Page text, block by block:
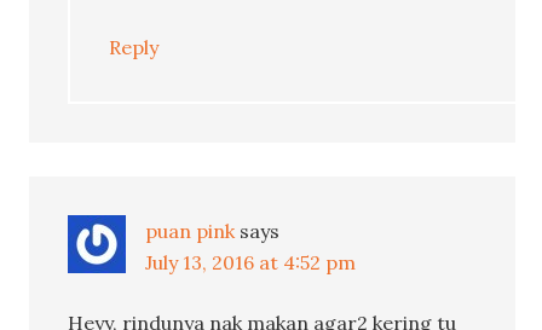
Reply
puan pink says
July 13, 2016 at 4:52 pm
Heyy, rindunya nak makan agar2 kering tu